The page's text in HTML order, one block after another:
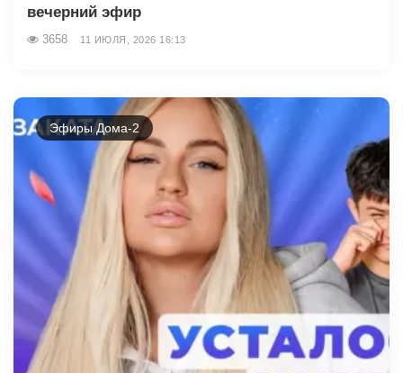
вечерний эфир
3658 11 ИЮЛЯ, 2026 16:13
Эфиры Дома-2